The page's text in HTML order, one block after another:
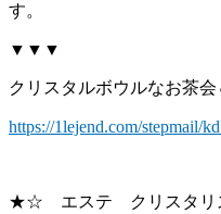
す。
▼▼▼
クリスタルボウルなお茶
https://1lejend.com/stepmail/
★☆ エステ クリスタリ